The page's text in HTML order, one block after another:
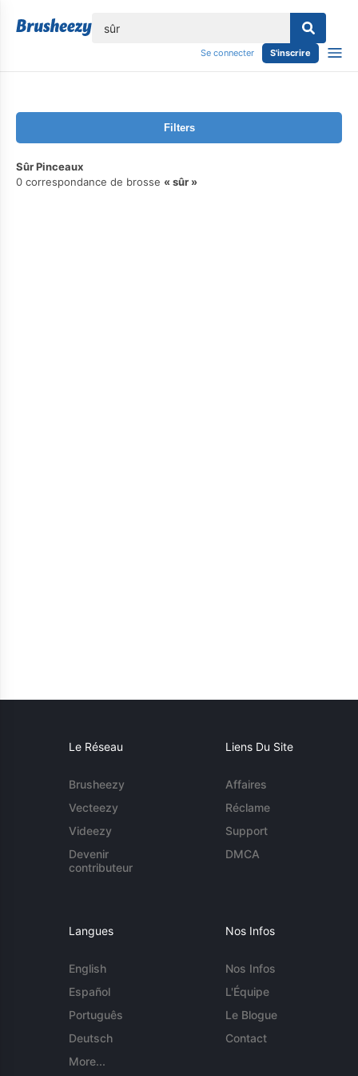
Se connecter S'inscrire
Filters
Sûr Pinceaux
0 correspondance de brosse
sûr
Le Réseau
Brusheezy
Vecteezy
Videezy
Devenir
contributeur
Liens Du Site
Affaires
Réclame
Support
DMCA
Langues
English
Español
Português
Deutsch
More...
Nos Infos
Nos Infos
L'Équipe
Le Blogue
Contact